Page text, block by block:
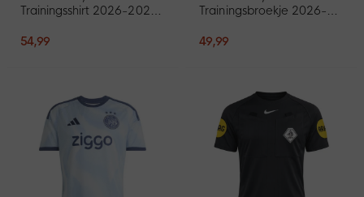
Trainingsshirt 2026-2027
54,99
Trainingsbroekje 2026-
49,99